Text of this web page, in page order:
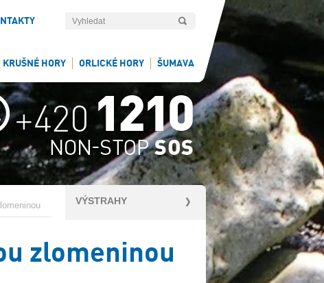
KRUŠNÉ HORY ORLICKÉ HORY ŠUMAVA
VÝSTRAHY
zlomeninou